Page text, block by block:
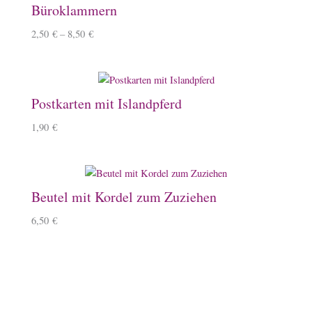
Büroklammern
2,50 € – 8,50 €
Postkarten mit Islandpferd
1,90 €
Beutel mit Kordel zum Zuziehen
6,50 €